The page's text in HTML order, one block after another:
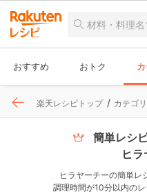
おすすめ おトク
楽天レシピトップ カテゴリ
簡単レシ
ヒ
ヒラヤーチーの簡単レ
調理時間が10分以内の